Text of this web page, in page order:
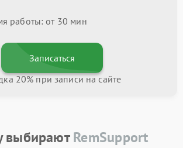
работы: от 30 мин
Записаться
20% при записи на сайте
выбираютRemSupport